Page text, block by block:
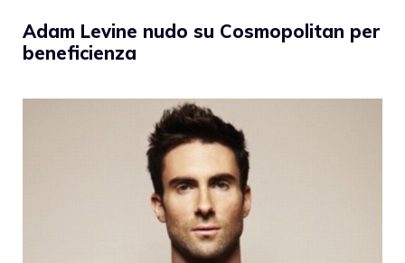
Adam Levine nudo su Cosmopolitan per
beneficienza